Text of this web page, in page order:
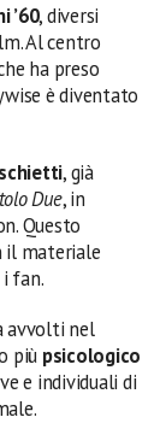
’60, diversi
Al centro
ha preso
è diventato
, già
Due, in
Questo
il materiale
fan.
avvolti nel
più psicologico
e individuali di